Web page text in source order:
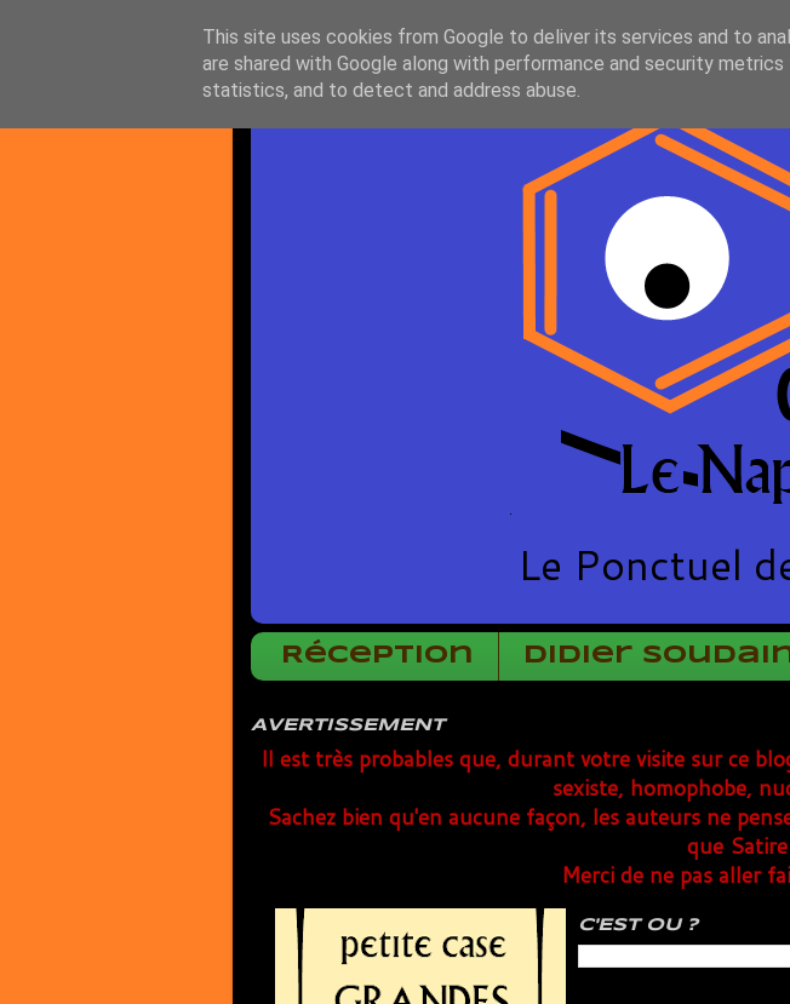
Le Ponctuel
Réception Didier
AVERTISSEMENT
Il est très probables que, durant votre visite sur ce
sexiste, homophobe,
Sachez bien qu'en aucune façon, les auteurs ne
que
Merci de ne pas aller
C'EST OU ?
This site uses cookies from Google to deliver its services and to
are shared with Google along with performance and security
statistics, and to detect and address abuse.